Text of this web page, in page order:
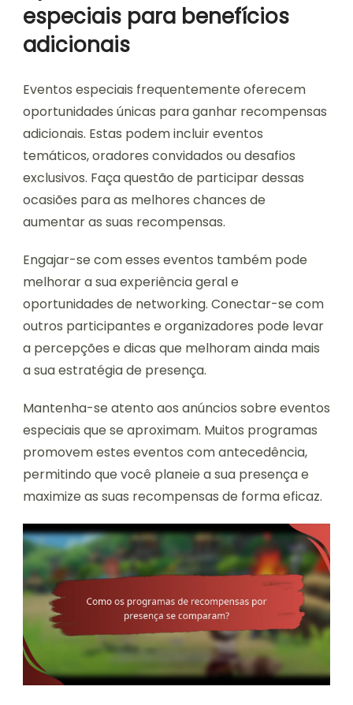
especiais para benefícios
adicionais
Eventos especiais frequentemente oferecem
oportunidades únicas para ganhar recompensas
adicionais. Estas podem incluir eventos
temáticos, oradores convidados ou desafios
exclusivos. Faça questão de participar dessas
ocasiões para as melhores chances de
aumentar as suas recompensas.
Engajar-se com esses eventos também pode
melhorar a sua experiência geral e
oportunidades de networking. Conectar-se com
outros participantes e organizadores pode levar
a percepções e dicas que melhoram ainda mais
a sua estratégia de presença.
Mantenha-se atento aos anúncios sobre eventos
especiais que se aproximam. Muitos programas
promovem estes eventos com antecedência,
permitindo que você planeie a sua presença e
maximize as suas recompensas de forma eficaz.